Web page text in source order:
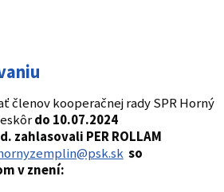
členov kooperačnej rady SPR Horný
do 10.07.2024
zahlasovali PER ROLLAM
so
v znení: